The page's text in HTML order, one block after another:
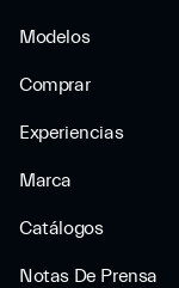
Modelos
Comprar
Experiencias
Marca
Catálogos
Notas De Prensa